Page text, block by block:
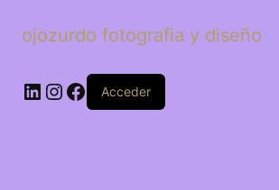
ojozurdo fotografia y diseño
LinkedIn
Instagram
Facebook
Acceder